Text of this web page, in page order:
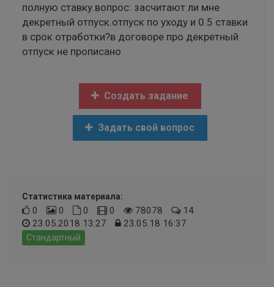
полную ставку.вопрос: засчитают ли мне
декретный отпуск.отпуск по уходу и 0.5 ставки
в срок отработки?в договоре про декретный
отпуск не прописано
Создать задание
Задать свой вопрос
Статистика материала:
0 0 0 0 78078
14
23.05.2018 13:27
23.05.18 16:37
Стандартный